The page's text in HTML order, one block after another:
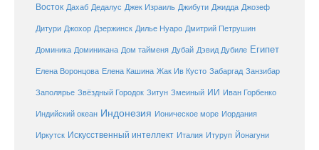
Восток Дахаб Дедалус Джек Израиль Джибути Джидда Джозеф
Дитури Джохор Дзержинск Дилье Нуаро Дмитрий Петрушин
Доминика Доминикана Дом тайменя Дубай Дэвид Дубиле Египет
Елена Воронцова Елена Кашина Жак Ив Кусто Забаргад Занзибар
Заполярье Звёздный Городок Зитун Змеиный ИИ Иван Горбенко
Индийский океан Индонезия Ионическое море Иордания
Иркутск Искусственный интеллект Италия Итуруп Йонагуни